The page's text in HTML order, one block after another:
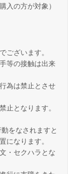
入の方が対象）
ございます。
等の接触は出来
為は禁止とさせ
止となります。
をなされますと
になります。
・セクハラとな